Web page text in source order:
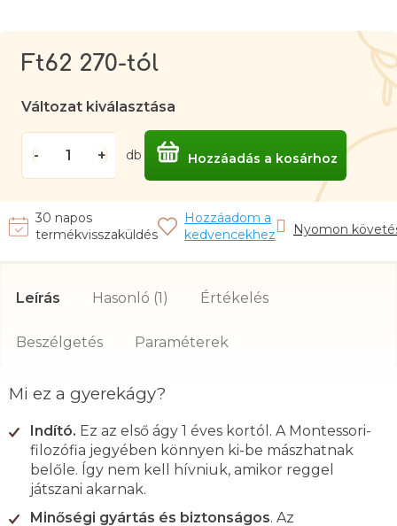
Ft62 270-tól
Változat kiválasztása
Hozzáadás a kosárhoz
db
Nyomon
Leírás Hasonló (1) Értékelés
Beszélgetés
Mi ez a gyerekágy?
Indító. Ez az első ágy 1 éves kortól. A Montessori-
filozófia jegyében könnyen ki-be mászhatnak
belőle. Így nem kell hívniuk, amikor reggel
játszani akarnak.
Minőségi gyártás és biztonságos. Az